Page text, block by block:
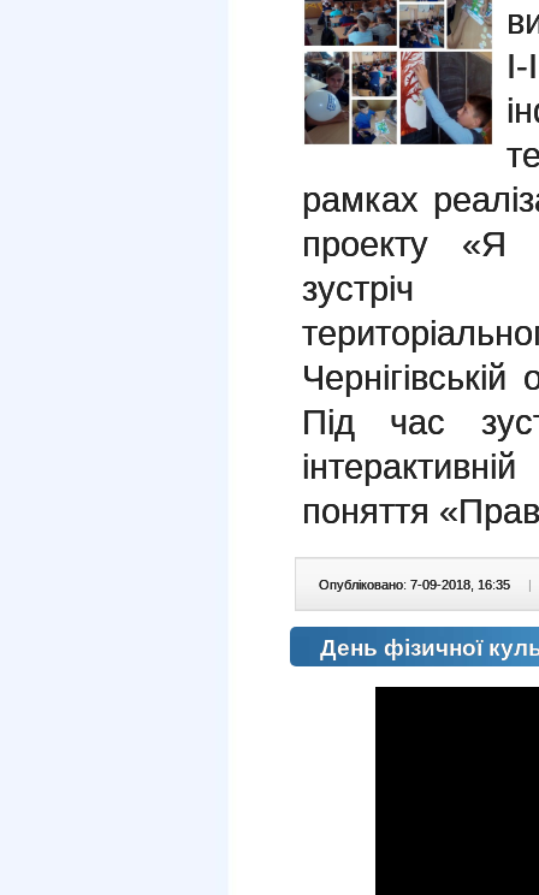
рамках
проекту «Я
зустріч
Під час
поняття
Опубліковано: 7-09-2018, 16:35 |
День фізичної